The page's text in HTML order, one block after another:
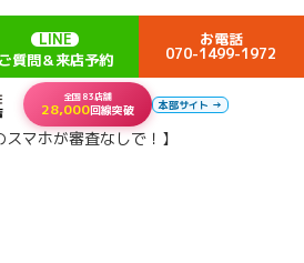
LINE
ご質問＆来店予約
お電話
070-1499-1972
全国83店舗
28,000回線突破 本部サイト →
スマホが審査なしで！】